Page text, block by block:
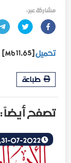
مشاركة عبر :
تحميل[11.65 Mb]
طباعة
تصفح أيضاً :